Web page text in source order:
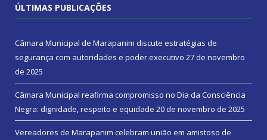
ÚLTIMAS PUBLICAÇÕES
Câmara Municipal de Marapanim discute estratégias de
segurança com autoridades e poder executivo 27 de novembro
de 2025
Câmara Municipal reafirma compromisso no Dia da Consciência
Negra: dignidade, respeito e equidade 20 de novembro de 2025
Vereadores de Marapanim celebram união em amistoso de